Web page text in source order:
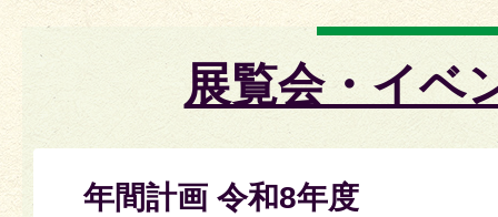
展覧会・イベ
年間計画 令和8年度